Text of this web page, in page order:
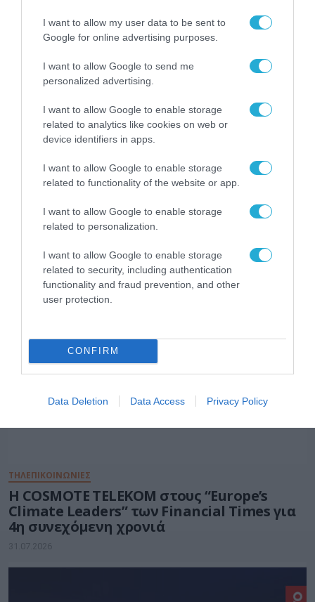
I want to allow my user data to be sent to
Google for online advertising purposes.
I want to allow Google to send me
personalized advertising.
I want to allow Google to enable storage
related to analytics like cookies on web or
device identifiers in apps.
I want to allow Google to enable storage
related to functionality of the website or app.
I want to allow Google to enable storage
related to personalization.
I want to allow Google to enable storage
related to security, including authentication
functionality and fraud prevention, and other
user protection.
CONFIRM
Data Deletion Data Access Privacy Policy
ΟΛΗ Η ΡΟΗ ΕΙΔΗΣΕΩΝ
ΒΡΑΒΕΙΑ - ΔΙΑΚΡΙΣΕΙΣ
ΤΗΛΕΠΙΚΟΙΝΩΝΙΕΣ
Η COSMOTE TELEKOM στους “Europe’s
Climate Leaders” των Financial Times για
4η συνεχόμενη χρονιά
31.07.2026